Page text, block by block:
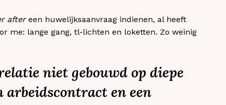
aftereen huwelijksaanvraag indienen, al heeft
me: lange gang, tl-lichten en loketten. Zo weinig
niet gebouwd op diepe
en een